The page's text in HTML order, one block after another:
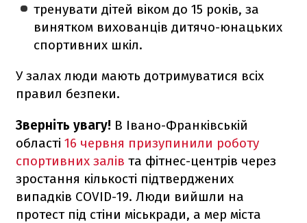
тренувати дітей віком до 15 років, за
винятком вихованців дитячо-юнацьких
спортивних шкіл.
У залах люди мають дотримуватися всіх
правил безпеки.
Зверніть увагу! В Івано-Франківській
області 16 червня призупинили роботу
спортивних залів та фітнес-центрів через
зростання кількості підтверджених
випадків COVID-19. Люди вийшли на
протест під стіни міськради, а мер міста